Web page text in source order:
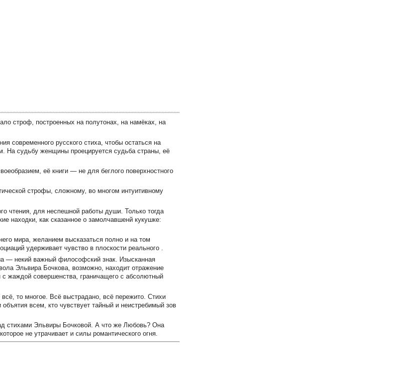
строф, построенных на полутонах, на намёках, на
современного русского стиха, чтобы остаться на
На судьбу женщины проецируется судьба страны, её
её книги — не для беглого поверхностного
строфы, сложному, во многом интуитивному
чтения, для неспешной работы души. Только тогда
находки, как сказанное о замолчавшенй кукушке:
мира, желанием высказаться полно и на том
удерживает чувство в плоскости реального .
— некий важный философский знак. Изысканная
Эльвира Бочкова, возможно, находит отражение
с жаждой совершенства, граничащего с абсолютный
то многое. Всё выстрадано, всё пережито. Стихи
всем, кто чувствует тайный и неистребимый зов
стихами Эльвиры Бочковой. А что же Любовь? Она
не утрачивает и силы романтического огня.